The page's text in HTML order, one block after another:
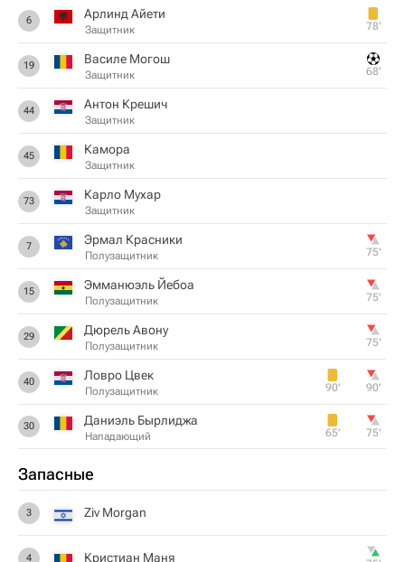
6 Арлинд Айети
Защитник 78‎’‎
19 Василе Могош
Защитник 68‎’‎
44 Антон Крешич
Защитник
45 Камора
Защитник
73 Карло Мухар
Защитник
7 Эрмал Красники
Полузащитник 75‎’‎
15 Эмманюэль Йебоа
Полузащитник 75‎’‎
29 Дюрель Авону
Полузащитник 75‎’‎
40 Ловро Цвек
Полузащитник 90‎’‎ 90‎’‎
30 Даниэль Бырлиджа
Нападающий 65‎’‎ 75‎’‎
Запасные
3 Ziv Morgan
4 Кристиан Маня